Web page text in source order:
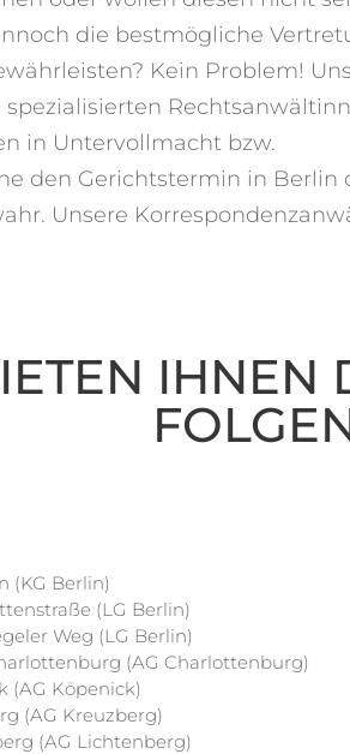
die bestmögliche
Kein Problem!
in Untervollmacht bzw.
den Gerichtstermin in Berlin
Unsere
IHNEN
(KG Berlin)
(LG Berlin)
Weg (LG Berlin)
(AG Charlottenburg)
(AG Köpenick)
(AG Kreuzberg)
(AG Lichtenberg)